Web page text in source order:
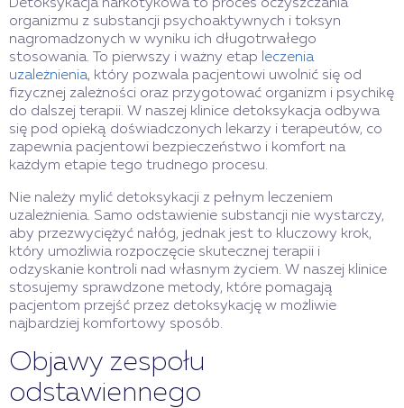
Detoksykacja narkotykowa to proces oczyszczania
organizmu z substancji psychoaktywnych i toksyn
nagromadzonych w wyniku ich długotrwałego
stosowania. To pierwszy i ważny etap leczenia
uzależnienia, który pozwala pacjentowi uwolnić się od
fizycznej zależności oraz przygotować organizm i psychikę
do dalszej terapii. W naszej klinice detoksykacja odbywa
się pod opieką doświadczonych lekarzy i terapeutów, co
zapewnia pacjentowi bezpieczeństwo i komfort na
każdym etapie tego trudnego procesu.
Nie należy mylić detoksykacji z pełnym leczeniem
uzależnienia. Samo odstawienie substancji nie wystarczy,
aby przezwyciężyć nałóg, jednak jest to kluczowy krok,
który umożliwia rozpoczęcie skutecznej terapii i
odzyskanie kontroli nad własnym życiem. W naszej klinice
stosujemy sprawdzone metody, które pomagają
pacjentom przejść przez detoksykację w możliwie
najbardziej komfortowy sposób.
Objawy zespołu
odstawiennego